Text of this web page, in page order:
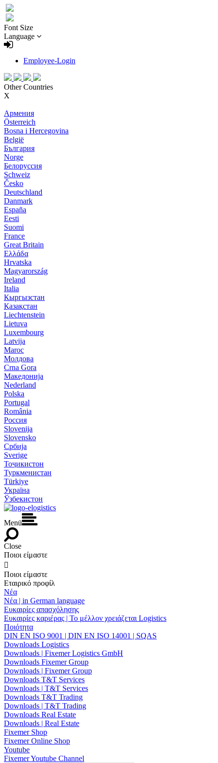
Font Size
Language
Employee-Login
Other Countries
X
Армения
Österreich
Bosna i Hercegovina
België
България
Norge
Белоруссия
Schweiz
Česko
Deutschland
Danmark
España
Eesti
Suomi
France
Great Britain
Ελλάδα
Hrvatska
Magyarország
Ireland
Italia
Кыргызстан
Қазақстан
Liechtenstein
Lietuva
Luxembourg
Latvija
Maroc
Молдова
Crna Gora
Македонија
Nederland
Polska
Portugal
România
Россия
Slovenija
Slovensko
Србија
Sverige
Тоҷикистон
Туркменистан
Türkiye
Україна
Ўзбекистон
Menü
Close
Ποιοι είμαστε

Ποιοι είμαστε
Εταιρικό προφίλ
Νέα
Νέα | in German language
Ευκαιρίες απασχόλησης
Ευκαιρίες καριέρας | Το μέλλον χρειάζεται Logistics
Ποιότητα
DIN EN ISO 9001 | DIN EN ISO 14001 | SQAS
Downloads Logistics
Downloads | Fixemer Logistics GmbH
Downloads Fixemer Group
Downloads | Fixemer Group
Downloads T&T Services
Downloads | T&T Services
Downloads T&T Trading
Downloads | T&T Trading
Downloads Real Estate
Downloads | Real Estate
Fixemer Shop
Fixemer Online Shop
Youtube
Fixemer Youtube Channel